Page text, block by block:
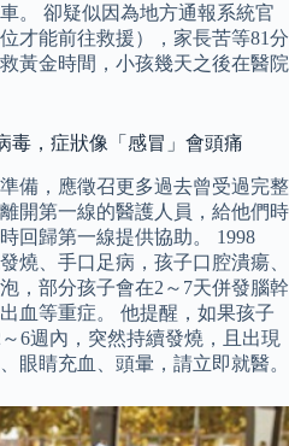
。 卻疑似因為地方通報系統官
才能前往救援），家長苦等81分
黃金時間，小孩幾天之後在醫院
毒，症狀像「感冒」會頭痛
備，應徵召更多過去曾受過完整
開第一線的醫護人員，給他們時
回歸第一線提供協助。 1998
燒、手口足病，孩子口腔潰瘍、
，部分孩子會在2～7天併發腦幹
血等重症。 他提醒，如果孩子
6週內，突然持續發燒，且出現
眼睛充血、頭暈，請立即就醫。